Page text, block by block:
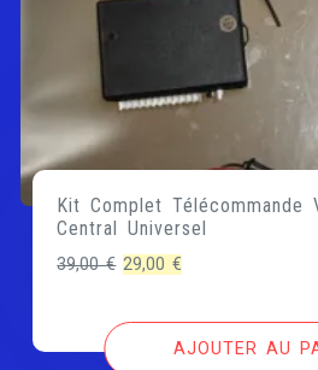
Kit Complet Télécommande
Central Universel
39,00€ Le
initial
29,00€
actuel
est :
AJOUTER AU